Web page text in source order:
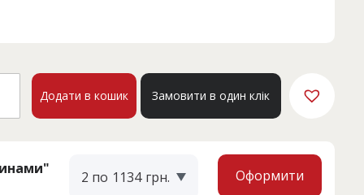
Додати в кошик Замовити в один клік
2 по 1134 грн. Оформити